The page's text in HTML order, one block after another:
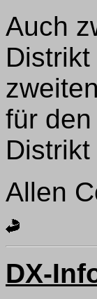
Auch
für
Allen
DX-